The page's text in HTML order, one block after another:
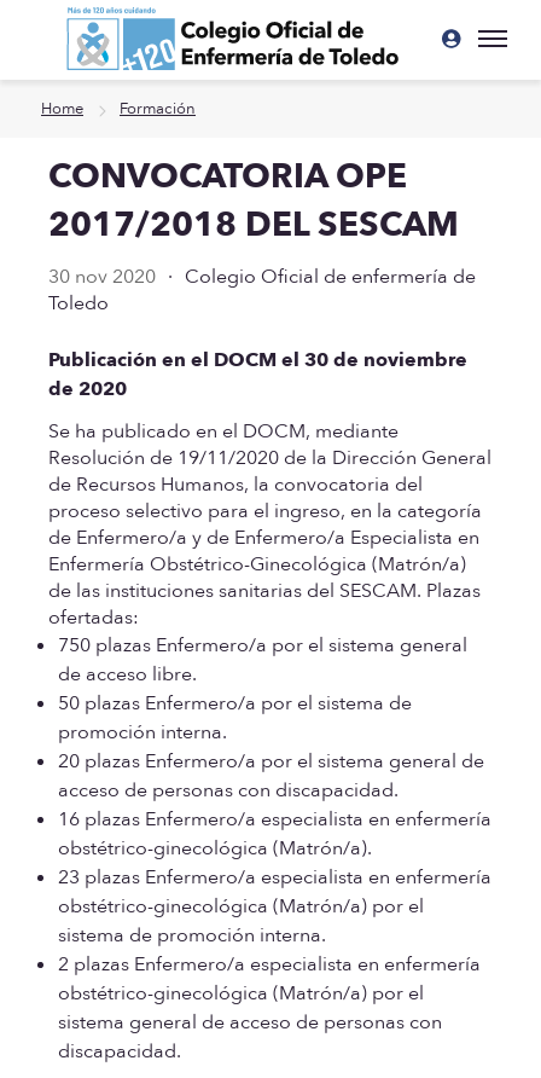
Ir a contenido principal
Home Formación
CONVOCATORIA OPE
2017/2018 DEL SESCAM
30 nov 2020 · Colegio Oficial de enfermería de
Toledo
Publicación en el DOCM el 30 de noviembre
de 2020
Se ha publicado en el DOCM, mediante
Resolución de 19/11/2020 de la Dirección General
de Recursos Humanos, la convocatoria del
proceso selectivo para el ingreso, en la categoría
de Enfermero/a y de Enfermero/a Especialista en
Enfermería Obstétrico-Ginecológica (Matrón/a)
de las instituciones sanitarias del SESCAM. Plazas
ofertadas:
750 plazas Enfermero/a por el sistema general
de acceso libre.
50 plazas Enfermero/a por el sistema de
promoción interna.
20 plazas Enfermero/a por el sistema general de
acceso de personas con discapacidad.
16 plazas Enfermero/a especialista en enfermería
obstétrico-ginecológica (Matrón/a).
23 plazas Enfermero/a especialista en enfermería
obstétrico-ginecológica (Matrón/a) por el
sistema de promoción interna.
2 plazas Enfermero/a especialista en enfermería
obstétrico-ginecológica (Matrón/a) por el
sistema general de acceso de personas con
discapacidad.